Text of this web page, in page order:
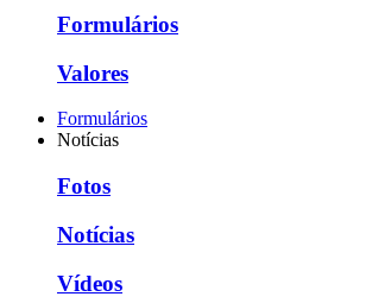
Formulários
Valores
Formulários
Notícias
Fotos
Notícias
Vídeos